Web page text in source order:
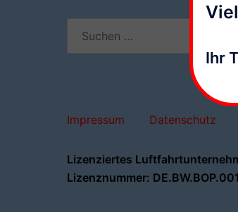
Impressum Datenschutz
Lizenziertes
Lizenznummer: DE.BW.BOP.001
Ihr